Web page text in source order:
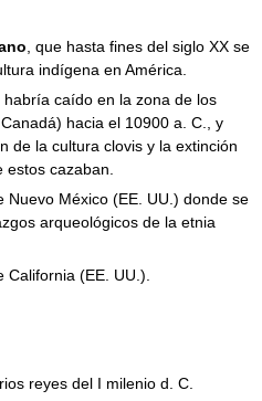
, que hasta fines del siglo XX se
indígena en América.
habría caído en la zona de los
hacia el 10900 a. C., y
de la cultura clovis y la extinción
cazaban.
Nuevo México (EE. UU.) donde se
arqueológicos de la etnia
California (EE. UU.).
reyes del I milenio d. C.